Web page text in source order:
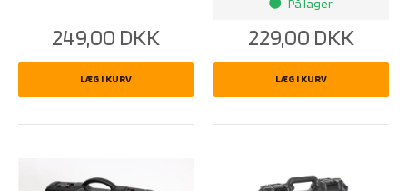
249,00 DKK
LÆG I KURV
brightness_1 På lager
229,00 DKK
LÆG I KURV